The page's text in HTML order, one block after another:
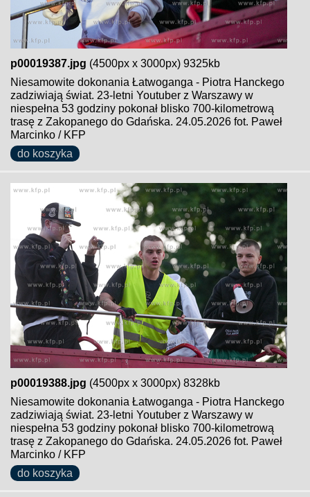
p00019387.jpg (4500px x 3000px) 9325kb
Niesamowite dokonania Łatwoganga - Piotra Hanckego
zadziwiają świat. 23-letni Youtuber z Warszawy w
niespełna 53 godziny pokonał blisko 700-kilometrową
trasę z Zakopanego do Gdańska. 24.05.2026 fot. Paweł
Marcinko / KFP
do koszyka
p00019388.jpg (4500px x 3000px) 8328kb
Niesamowite dokonania Łatwoganga - Piotra Hanckego
zadziwiają świat. 23-letni Youtuber z Warszawy w
niespełna 53 godziny pokonał blisko 700-kilometrową
trasę z Zakopanego do Gdańska. 24.05.2026 fot. Paweł
Marcinko / KFP
do koszyka